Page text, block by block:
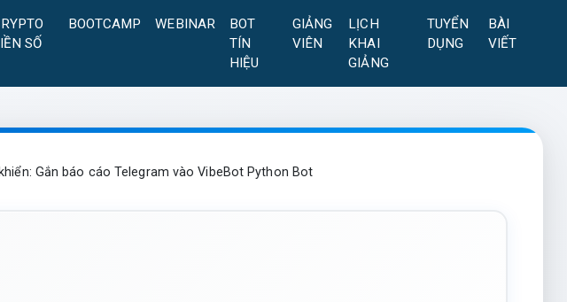
SỐ
BOOTCAMP WEBINAR
BOT
TÍN
HIỆU
GIẢNG
VIÊN
LỊCH
KHAI
GIẢNG
TUYỂN
DỤNG
BÀI
VIẾT
Gắn báo cáo Telegram vào VibeBot Python Bot